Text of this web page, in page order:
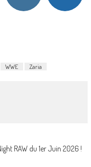
WWE Zaria
RAW du 1er Juin 2026 !